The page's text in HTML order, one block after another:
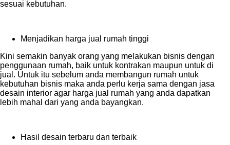
sesuai kebutuhan.
Menjadikan harga jual rumah tinggi
Kini semakin banyak orang yang melakukan bisnis dengan
penggunaan rumah, baik untuk kontrakan maupun untuk di
jual. Untuk itu sebelum anda membangun rumah untuk
kebutuhan bisnis maka anda perlu kerja sama dengan jasa
desain interior agar harga jual rumah yang anda dapatkan
lebih mahal dari yang anda bayangkan.
Hasil desain terbaru dan terbaik